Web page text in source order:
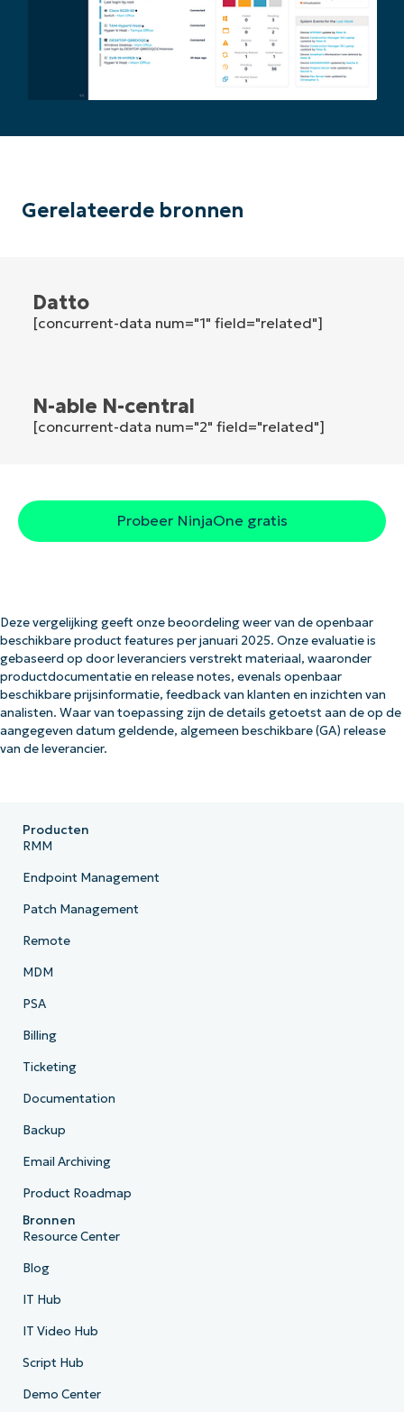
Gerelateerde bronnen
Datto
[concurrent-data num="1" field="related"]
N-able N-central
[concurrent-data num="2" field="related"]
Probeer NinjaOne gratis
Begin uw trial van 14 dagen
Geen creditcard nodig, volledige toegang tot
Land
name*
Deze vergelijking geeft onze beoordeling weer van de openbaar
beschikbare product features per januari 2025. Onze evaluatie is
gebaseerd op door leveranciers verstrekt materiaal, waaronder
productdocumentatie en release notes, evenals openbaar
beschikbare prijsinformatie, feedback van klanten en inzichten van
analisten. Waar van toepassing zijn de details getoetst aan de op de
aangegeven datum geldende, algemeen beschikbare (GA) release
van de leverancier.
Producten
RMM
Endpoint Management
Patch Management
Remote
MDM
PSA
Billing
Ticketing
Documentation
Backup
Email Archiving
Product Roadmap
Bronnen
Resource Center
Blog
IT Hub
IT Video Hub
Script Hub
Demo Center